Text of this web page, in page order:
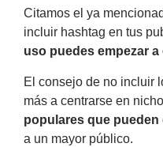
Citamos el ya
incluir hashtag en tus
uso puedes empezar
El consejo de no incluir
más a centrarse en
populares que
a un mayor público.